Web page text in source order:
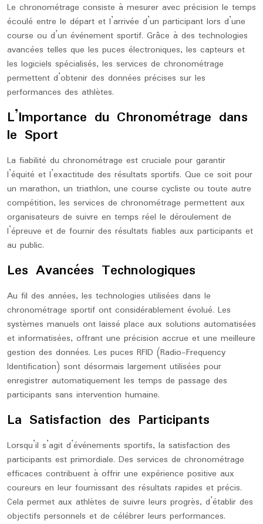
Le chronométrage consiste à mesurer avec précision le temps
écoulé entre le départ et l’arrivée d’un participant lors d’une
course ou d’un événement sportif. Grâce à des technologies
avancées telles que les puces électroniques, les capteurs et
les logiciels spécialisés, les services de chronométrage
permettent d’obtenir des données précises sur les
performances des athlètes.
L’Importance du Chronométrage dans
le Sport
La fiabilité du chronométrage est cruciale pour garantir
l’équité et l’exactitude des résultats sportifs. Que ce soit pour
un marathon, un triathlon, une course cycliste ou toute autre
compétition, les services de chronométrage permettent aux
organisateurs de suivre en temps réel le déroulement de
l’épreuve et de fournir des résultats fiables aux participants et
au public.
Les Avancées Technologiques
Au fil des années, les technologies utilisées dans le
chronométrage sportif ont considérablement évolué. Les
systèmes manuels ont laissé place aux solutions automatisées
et informatisées, offrant une précision accrue et une meilleure
gestion des données. Les puces RFID (Radio-Frequency
Identification) sont désormais largement utilisées pour
enregistrer automatiquement les temps de passage des
participants sans intervention humaine.
La Satisfaction des Participants
Lorsqu’il s’agit d’événements sportifs, la satisfaction des
participants est primordiale. Des services de chronométrage
efficaces contribuent à offrir une expérience positive aux
coureurs en leur fournissant des résultats rapides et précis.
Cela permet aux athlètes de suivre leurs progrès, d’établir des
objectifs personnels et de célébrer leurs performances.